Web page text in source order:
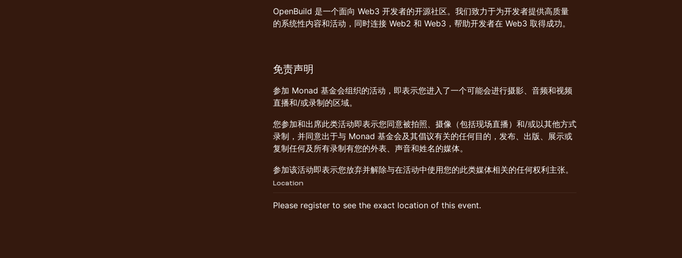
​​OpenBuild 是一个面向 Web3 开发者的开源社区。我们致力于为开发者提供高质量
的系统性内容和活动，同时连接 Web2 和 Web3，帮助开发者在 Web3 取得成功。
​免责声明
​参加 Monad 基金会组织的活动，即表示您进入了一个可能会进行摄影、音频和视频
直播和/或录制的区域。
​您参加和出席此类活动即表示您同意被拍照、摄像（包括现场直播）和/或以其他方式
录制，并同意出于与 Monad 基金会及其倡议有关的任何目的，发布、出版、展示或
复制任何及所有录制有您的外表、声音和姓名的媒体。
​参加该活动即表示您放弃并解除与在活动中使用您的此类媒体相关的任何权利主张。
Location
Please register to see the exact location of this event.